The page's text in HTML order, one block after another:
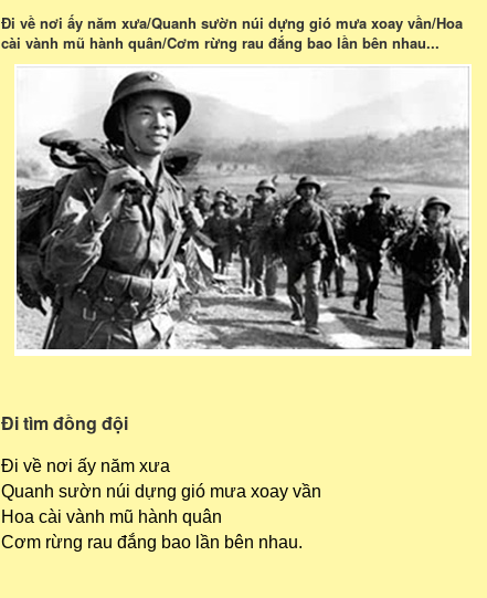
Đi về nơi ấy năm xưa/Quanh sườn núi dựng gió mưa xoay vần/Hoa
cài vành mũ hành quân/Cơm rừng rau đắng bao lần bên nhau...
Đi tìm đồng đội
Đi về nơi ấy năm xưa
Quanh sườn núi dựng gió mưa xoay vần
Hoa cài vành mũ hành quân
Cơm rừng rau đắng bao lần bên nhau.